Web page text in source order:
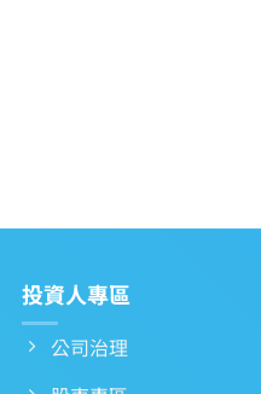
投資人專區
公司治理